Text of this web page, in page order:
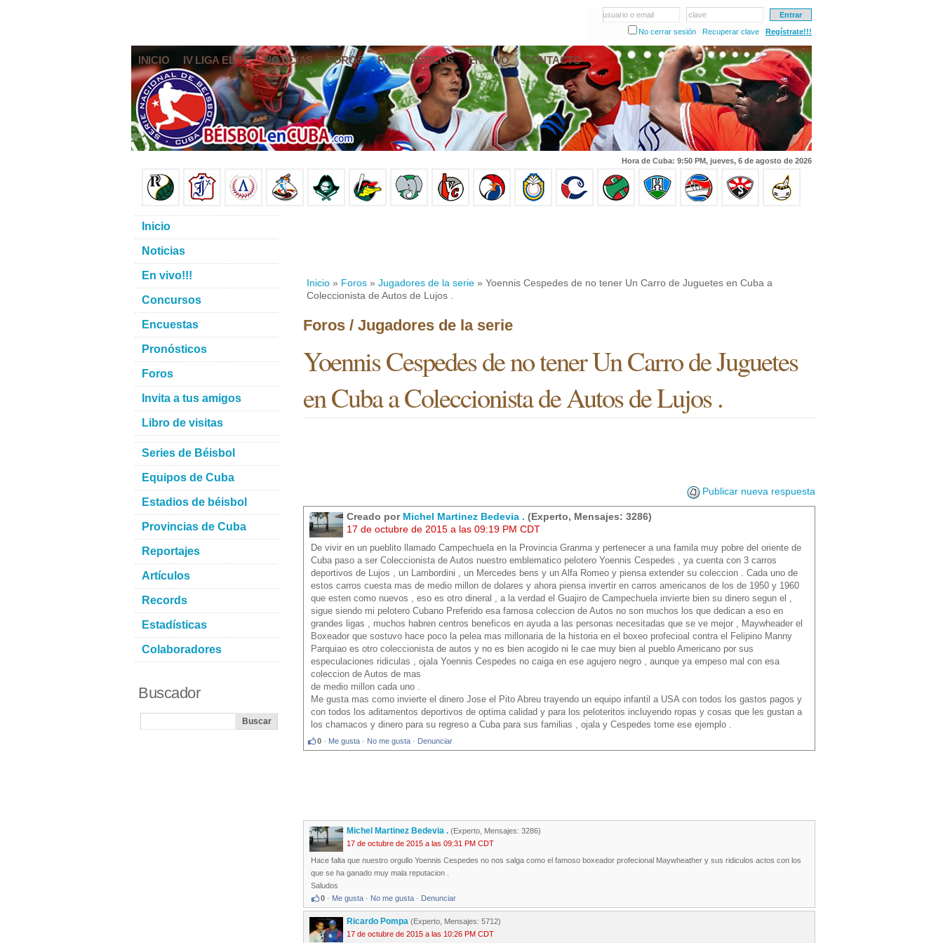
usuario o email
clave
No cerrar sesión
Recuperar clave Regístrate!!!
INICIO IV LIGA ELITE NOTICIAS FOROS PRONÓSTICOS EN VIVO CONTACTO
Hora de Cuba: 9:50 PM, jueves, 6 de agosto de 2026
Inicio » Foros » Jugadores de la serie » Yoennis Cespedes de no tener Un Carro de Juguetes en Cuba a
Coleccionista de Autos de Lujos .
Foros / Jugadores de la serie
Yoennis Cespedes de no tener Un Carro de Juguetes
en Cuba a Coleccionista de Autos de Lujos .
Publicar nueva respuesta
Creado por Michel Martinez Bedevia . (Experto, Mensajes: 3286)
17 de octubre de 2015 a las 09:19 PM CDT
De vivir en un pueblito llamado Campechuela en la Provincia Granma y pertenecer a una famila muy pobre del oriente de
Cuba paso a ser Coleccionista de Autos nuestro emblematico pelotero Yoennis Cespedes , ya cuenta con 3 carros
deportivos de Lujos , un Lambordini , un Mercedes bens y un Alfa Romeo y piensa extender su coleccion . Cada uno de
estos carros cuesta mas de medio millon de dolares y ahora piensa invertir en carros americanos de los de 1950 y 1960
que esten como nuevos , eso es otro dineral , a la verdad el Guajiro de Campechuela invierte bien su dinero segun el ,
sigue siendo mi pelotero Cubano Preferido esa famosa coleccion de Autos no son muchos los que dedican a eso en
grandes ligas , muchos habren centros beneficos en ayuda a las personas necesitadas que se ve mejor , Maywheader el
Boxeador que sostuvo hace poco la pelea mas millonaria de la historia en el boxeo profecioal contra el Felipino Manny
Parquiao es otro coleccionista de autos y no es bien acogido ni le cae muy bien al pueblo Americano por sus
especulaciones ridiculas , ojala Yoennis Cespedes no caiga en ese agujero negro , aunque ya empeso mal con esa
coleccion de Autos de mas
de medio millon cada uno .
Me gusta mas como invierte el dinero Jose el Pito Abreu trayendo un equipo infantil a USA con todos los gastos pagos y
con todos los aditamentos deportivos de optima calidad y para los peloteritos incluyendo ropas y cosas que les gustan a
los chamacos y dinero para su regreso a Cuba para sus familias , ojala y Cespedes tome ese ejemplo .
0 · Me gusta · No me gusta · Denunciar
Michel Martinez Bedevia . (Experto, Mensajes: 3286)
17 de octubre de 2015 a las 09:31 PM CDT
Hace falta que nuestro orgullo Yoennis Cespedes no nos salga como el famoso boxeador profecional Maywheather y sus ridiculos actos con los
que se ha ganado muy mala reputacion .
Saludos
0 · Me gusta · No me gusta · Denunciar
Ricardo Pompa (Experto, Mensajes: 5712)
17 de octubre de 2015 a las 10:26 PM CDT
Inicio
Noticias
En vivo!!!
Concursos
Encuestas
Pronósticos
Foros
Invita a tus amigos
Libro de visitas
Series de Béisbol
Equipos de Cuba
Estadios de béisbol
Provincias de Cuba
Reportajes
Artículos
Records
Estadísticas
Colaboradores
Buscador